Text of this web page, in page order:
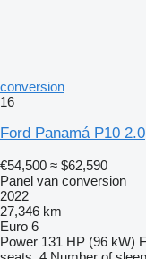
conversion
16
Ford Panamá P10 2.0
€54,500 ≈ $62,590
Panel van conversion
2022
27,346 km
Euro 6
Power 131 HP (96 kW)